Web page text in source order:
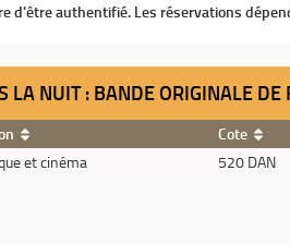
d'être authentifié. Les réservations
NUIT : BANDE ORIGINALE DE
Cote
et cinéma 520 DAN